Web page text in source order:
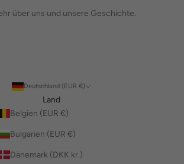
über uns und unsere Geschichte.
Deutschland (EUR €)
Land
Belgien (EUR €)
Bulgarien (EUR €)
Dänemark (DKK kr.)